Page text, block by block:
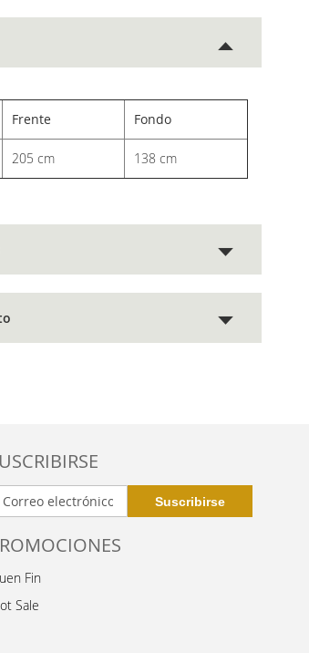
Frente Fondo
205 cm 138 cm
Fin
Sale